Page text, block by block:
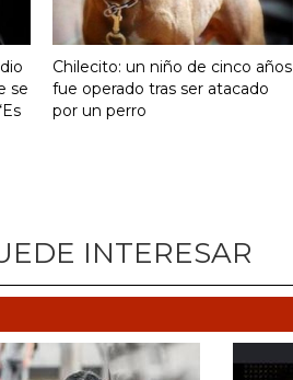
se
Chilecito: un niño de cinco años
fue operado tras ser atacado
por un perro
INTERESAR